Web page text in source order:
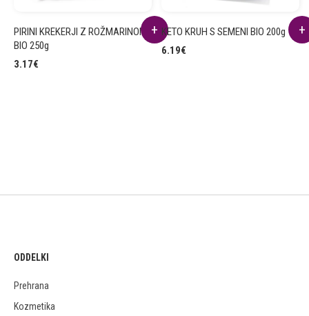
PIRINI KREKERJI Z ROŽMARINOM
BIO 250g
3.17€
KETO KRUH S SEMENI BIO 200g
6.19€
ODDELKI
Prehrana
Kozmetika